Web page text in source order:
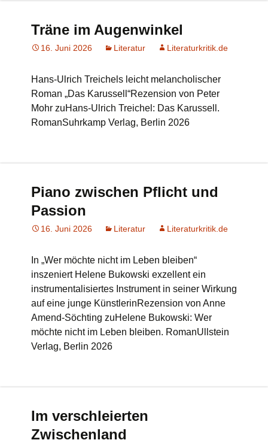
Träne im Augenwinkel
16. Juni 2026 Literatur Literaturkritik.de
Hans-Ulrich Treichels leicht melancholischer
Roman „Das Karussell“Rezension von Peter
Mohr zuHans-Ulrich Treichel: Das Karussell.
RomanSuhrkamp Verlag, Berlin 2026
Piano zwischen Pflicht und
Passion
16. Juni 2026 Literatur Literaturkritik.de
In „Wer möchte nicht im Leben bleiben“
inszeniert Helene Bukowski exzellent ein
instrumentalisiertes Instrument in seiner Wirkung
auf eine junge KünstlerinRezension von Anne
Amend-Söchting zuHelene Bukowski: Wer
möchte nicht im Leben bleiben. RomanUllstein
Verlag, Berlin 2026
Im verschleierten
Zwischenland